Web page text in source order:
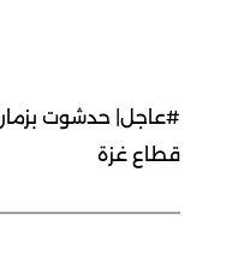
قطاع غزة